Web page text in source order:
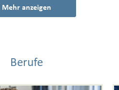
Mehr anzeigen
Berufe